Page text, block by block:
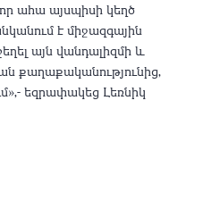
ահա այսպիսի կեղծ
է միջազգային
այն վանդալիզմի և
քաղաքականությունից,
եզրափակեց Լեռնիկ